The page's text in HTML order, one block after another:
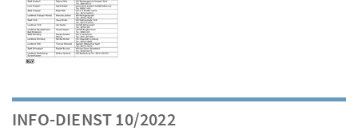
INFO-DIENST 10/2022